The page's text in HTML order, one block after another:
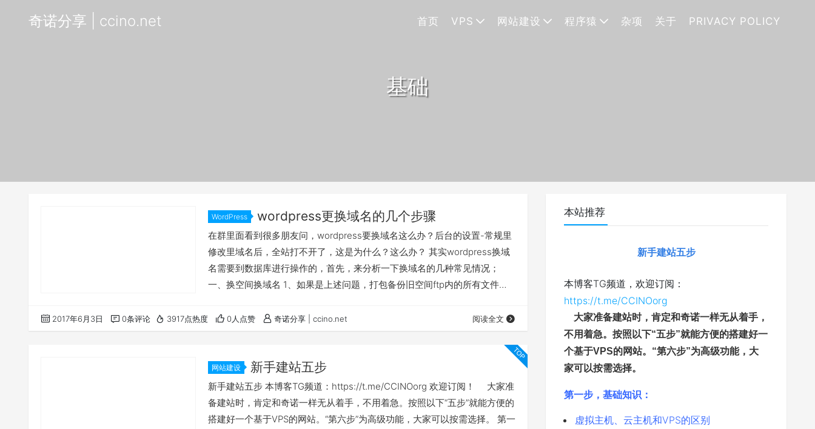
奇诺分享 | ccino.net 首页 VPS 网站建设 程序猿 杂项 关于 PRIVACY POLICY
基础
WordPress wordpress更换域名的几个步骤
在群里面看到很多朋友问，wordpress要换域名这么办？后台的设置-常规里
修改里域名后，全站打不开了，这是为什么？这么办？ 其实wordpress换域
名需要到数据库进行操作的，首先，来分析一下换域名的几种常见情况；
一、换空间换域名 1、如果是上述问题，打包备份旧空间ftp内的所有文件，
所有文件上传至新的空间FTP内，将备份的sql上传到新空间的数据库
phpmyadmin内； 3、打开新空间ftp的网站根目录找到wp-config…
2017年6月3日 0条评论 3917点热度 0人点赞 奇诺分享 | ccino.net 阅读全文
网站建设 新手建站五步
新手建站五步 本博客TG频道：https://t.me/CCINOorg 欢迎订阅！ 大家准
备建站时，肯定和奇诺一样无从着手，不用着急。按照以下“五步”就能方便的
搭建好一个基于VPS的网站。“第六步”为高级功能，大家可以按需选择。 第一
本站推荐
新手建站五步
本博客TG频道，欢迎订阅：
https://t.me/CCINOorg
大家准备建站时，肯定和奇诺一样无从着手，
不用着急。按照以下“五步”就能方便的搭建好一
个基于VPS的网站。“第六步”为高级功能，大
家可以按需选择。
第一步，基础知识：
虚拟主机、云主机和VPS的区别